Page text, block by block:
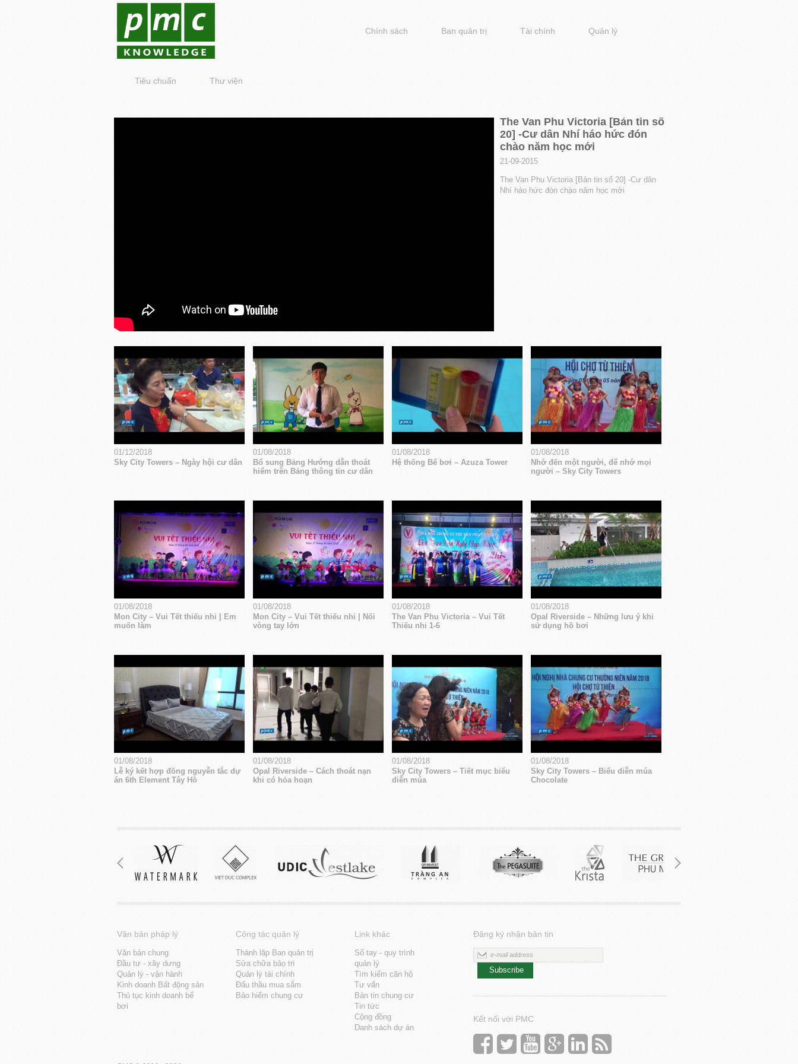
Chính sách Ban quản trị Tài chính Quản lý
Tiêu chuẩn Thư viện
The Van Phu Victoria [Bản tin số
20] -Cư dân Nhí háo hức đón
chào năm học mới
21-09-2015
The Van Phu Victoria [Bản tin số 20] -Cư dân
Nhí háo hức đón chào năm học mới
01/12/2018
Sky City Towers – Ngày hội cư dân
01/08/2018
Bổ sung Bảng Hướng dẫn thoát
hiểm trên Bảng thông tin cư dân
01/08/2018
Hệ thống Bể bơi – Azuza Tower
01/08/2018
Nhớ đến một người, để nhớ mọi
người – Sky City Towers
01/08/2018
Mon City – Vui Tết thiếu nhi | Em
muốn làm
01/08/2018
Mon City – Vui Tết thiếu nhi | Nối
vòng tay lớn
01/08/2018
The Van Phu Victoria – Vui Tết
Thiếu nhi 1-6
01/08/2018
Opal Riverside – Những lưu ý khi
sử dụng hồ bơi
01/08/2018
Lễ ký kết hợp đồng nguyễn tắc dự
án 6th Element Tây Hồ
01/08/2018
Opal Riverside – Cách thoát nạn
khi có hỏa hoạn
01/08/2018
Sky City Towers – Tiết mục biểu
diễn múa
01/08/2018
Sky City Towers – Biểu diễn múa
Chocolate
Văn bản pháp lý
Văn bản chung
Đầu tư - xây dưng
Quản lý - vận hành
Kinh doanh Bất động sản
Thủ tục kinh doanh bể
bơi
Công tác quản lý
Thành lập Ban quản trị
Sửa chữa bảo trì
Quản lý tài chính
Đấu thầu mua sắm
Bảo hiểm chung cư
Link khác
Sổ tay - quy trình
quản lý
Tìm kiếm căn hộ
Tư vấn
Bản tin chung cư
Tin tức
Cộng đồng
Danh sách dự án
Đăng ký nhận bản tin
Subscribe
Kết nối với PMC